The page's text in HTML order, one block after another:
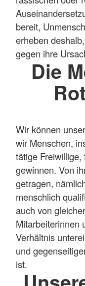
bereit,
erheben
gegen ihre
Die
Wir können
wir Menschen,
tätige
gewinnen. Von
getragen,
menschlich
auch von
Mitarbeiterinnen
Verhältnis
und
ist.